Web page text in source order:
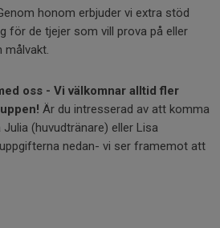
honom erbjuder vi extra stöd
för de tjejer som vill prova på eller
målvakt.
oss - Vi välkomnar alltid fler
Är du intresserad av att komma
(huvudtränare) eller Lisa
nedan- vi ser framemot att